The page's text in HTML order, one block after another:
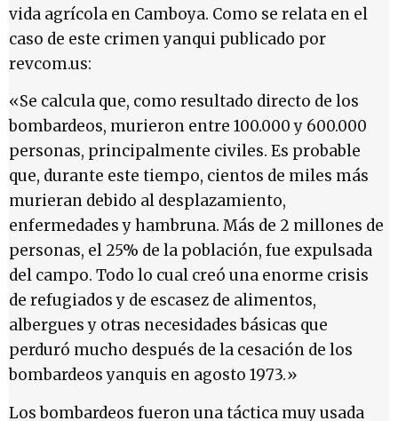
vida agrícola en Camboya. Como se relata en el
caso de este crimen yanqui publicado por
revcom.us:
«Se calcula que, como resultado directo de los
bombardeos, murieron entre 100.000 y 600.000
personas, principalmente civiles. Es probable
que, durante este tiempo, cientos de miles más
murieran debido al desplazamiento,
enfermedades y hambruna. Más de 2 millones de
personas, el 25% de la población, fue expulsada
del campo. Todo lo cual creó una enorme crisis
de refugiados y de escasez de alimentos,
albergues y otras necesidades básicas que
perduró mucho después de la cesación de los
bombardeos yanquis en agosto 1973.»
Los bombardeos fueron una táctica muy usada